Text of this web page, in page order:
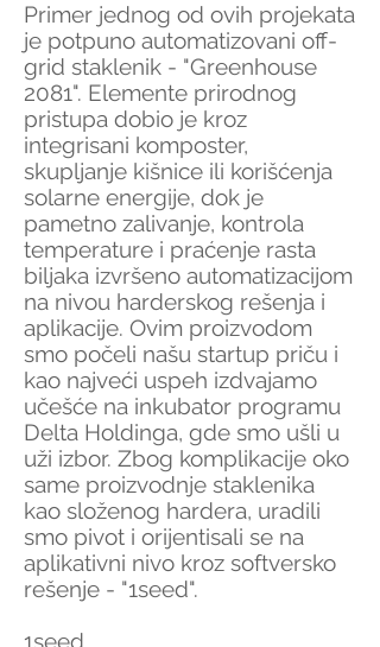
Primer jednog od ovih projekata
je potpuno automatizovani off-
grid staklenik - "Greenhouse
2081". Elemente prirodnog
pristupa dobio je kroz
integrisani komposter,
skupljanje kišnice ili korišćenja
solarne energije, dok je
pametno zalivanje, kontrola
temperature i praćenje rasta
biljaka izvršeno automatizacijom
na nivou harderskog rešenja i
aplikacije. Ovim proizvodom
smo počeli našu startup priču i
kao najveći uspeh izdvajamo
učešće na inkubator programu
Delta Holdinga, gde smo ušli u
uži izbor. Zbog komplikacije oko
same proizvodnje staklenika
kao složenog hardera, uradili
smo pivot i orijentisali se na
aplikativni nivo kroz softversko
rešenje - "1seed".
1seed